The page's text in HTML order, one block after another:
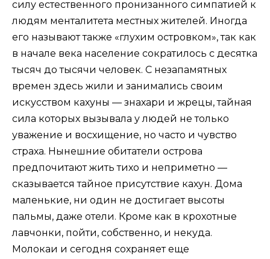
силу естественного пронизанного симпатией к
людям менталитета местных жителей. Иногда
его называют также «глухим островком», так как
в начале века население сократилось с десятка
тысяч до тысячи человек. С незапамятных
времен здесь жили и занимались своим
искусством кахуны — знахари и жрецы, тайная
сила которых вызывала у людей не только
уважение и восхищение, но часто и чувство
страха. Нынешние обитатели острова
предпочитают жить тихо и неприметно —
сказывается тайное присутствие кахун. Дома
маленькие, ни один не достигает высоты
пальмы, даже отели. Кроме как в крохотные
лавчонки, пойти, собственно, и некуда.
Молокаи и сегодня сохраняет еще